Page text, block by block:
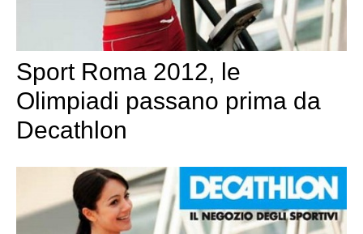
Sport Roma 2012, le
Olimpiadi passano prima da
Decathlon